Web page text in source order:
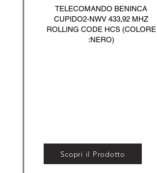
TELECOMANDO BENINCA
CUPIDO2-NWV 433,92 MHZ
ROLLING CODE HCS (COLORE
:NERO)
Scopri il Prodotto